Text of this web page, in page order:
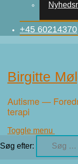
+45 60214370
Birgitte
Autisme —
terapi
Toggle menu
Søg efter: